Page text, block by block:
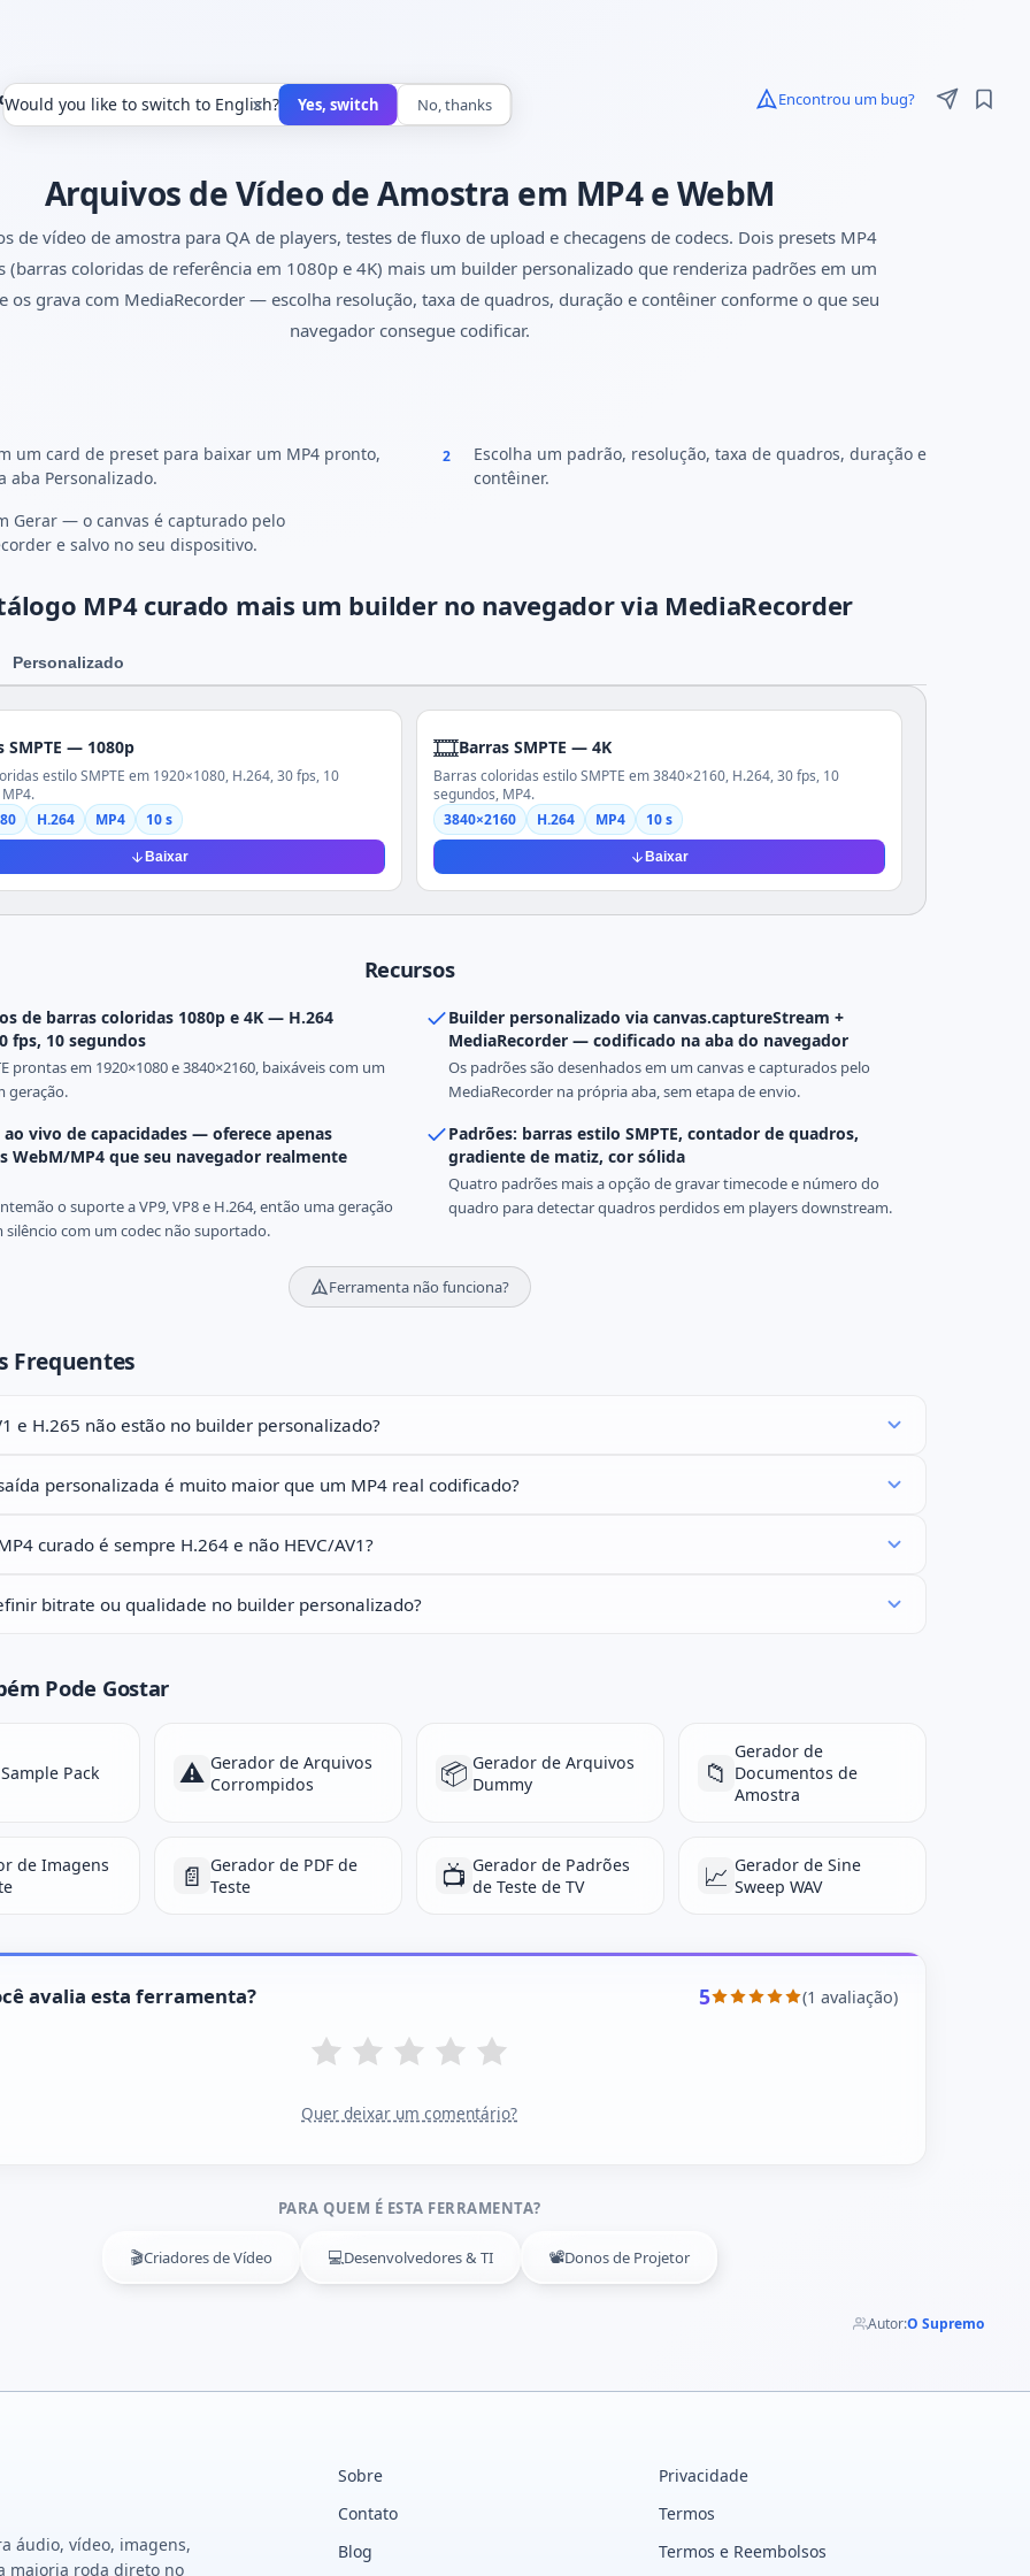
Vídeo de Amostra Encontrou um bug?
Arquivos de Vídeo de Amostra em MP4 e WebM
de vídeo de amostra para QA de players, testes de fluxo de upload e checagens de codecs. Dois presets MP4
(barras coloridas de referência em 1080p e 4K) mais um builder personalizado que renderiza padrões em um
os grava com MediaRecorder — escolha resolução, taxa de quadros, duração e contêiner conforme o que seu
navegador consegue codificar.
um card de preset para baixar um MP4 pronto,
aba Personalizado.
2
Escolha um padrão, resolução, taxa de quadros, duração e
contêiner.
Gerar — o canvas é capturado pelo
e salvo no seu dispositivo.
MP4 curado mais um builder no navegador via MediaRecorder
Personalizado
SMPTE — 1080p
estilo SMPTE em 1920×1080, H.264, 30 fps, 10
H.264 MP4 10 s
Baixar
🎞️Barras SMPTE — 4K
Barras coloridas estilo SMPTE em 3840×2160, H.264, 30 fps, 10
segundos, MP4.
3840×2160
H.264 MP4 10 s
Baixar
Recursos
de barras coloridas 1080p e 4K — H.264
fps, 10 segundos
prontas em 1920×1080 e 3840×2160, baixáveis com um
geração.
Builder personalizado via canvas.captureStream +
MediaRecorder — codificado na aba do navegador
Os padrões são desenhados em um canvas e capturados pelo
MediaRecorder na própria aba, sem etapa de envio.
vivo de capacidades — oferece apenas
WebM/MP4 que seu navegador realmente
o suporte a VP9, VP8 e H.264, então uma geração
silêncio com um codec não suportado.
Padrões: barras estilo SMPTE, contador de quadros,
gradiente de matiz, cor sólida
Quatro padrões mais a opção de gravar timecode e número do
quadro para detectar quadros perdidos em players downstream.
Ferramenta não funciona?
Frequentes
e H.265 não estão no builder personalizado?
personalizada é muito maior que um MP4 real codificado?
curado é sempre H.264 e não HEVC/AV1?
bitrate ou qualidade no builder personalizado?
Pode Gostar
Pack ⚠️ Gerador de Arquivos
Corrompidos
📦 Gerador de Arquivos
Dummy
📁
Gerador de
Documentos de
Amostra
de Imagens
📄 Gerador de PDF de
Teste
📺 Gerador de Padrões
de Teste de TV
📈 Gerador de Sine
Sweep WAV
avalia esta ferramenta? 5 (1 avaliação)
Quer deixar um comentário?
PARA QUEM É ESTA FERRAMENTA?
🎬Criadores de Vídeo 💻Desenvolvedores & TI 📽️Donos de Projetor
Autor:O Supremo
áudio, vídeo, imagens,
maioria roda direto no
Sobre
Contato
Blog
Privacidade
Termos
Termos e Reembolsos
×
Would you like to switch to English? Yes, switch No, thanks